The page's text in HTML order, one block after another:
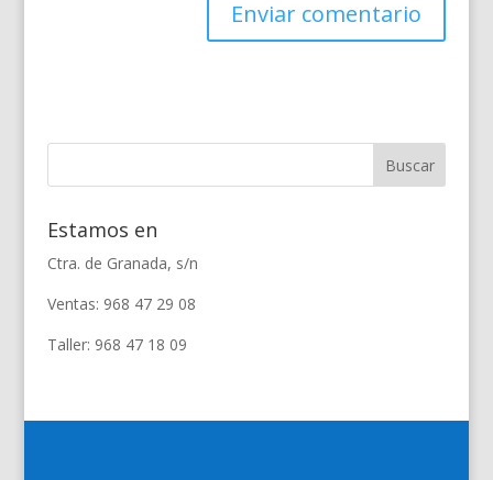
Estamos en
Ctra. de Granada, s/n
Ventas: 968 47 29 08
Taller: 968 47 18 09